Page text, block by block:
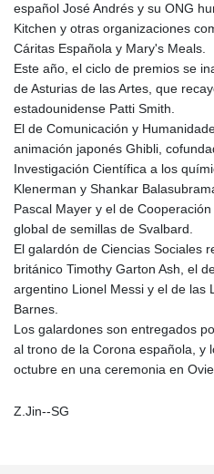
español José Andrés y su ONG
Kitchen y otras organizaciones
Cáritas Española y Mary's Meals.
Este año, el ciclo de premios se
de Asturias de las Artes, que
estadounidense Patti Smith.
El de Comunicación y
animación japonés Ghibli,
Investigación Científica a los
Klenerman y Shankar
Pascal Mayer y el de
global de semillas de Svalbard.
El galardón de Ciencias Sociales
británico Timothy Garton Ash, el
argentino Lionel Messi y el de las
Barnes.
Los galardones son entregados
al trono de la Corona española, y
octubre en una ceremonia en
Z.Jin--SG